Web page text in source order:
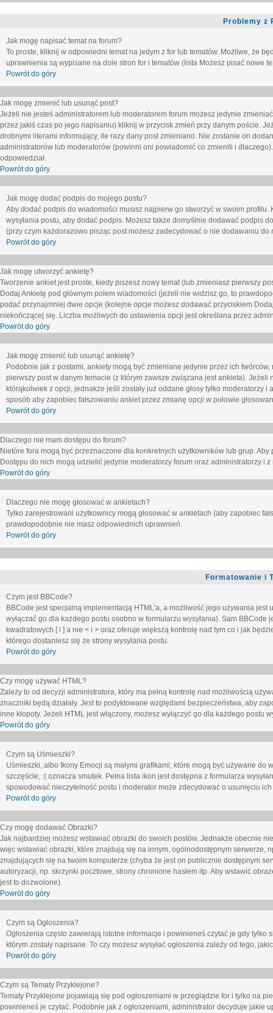
Problemy z
Jak mogę napisać temat na forum?
To proste, kliknij w odpowiedni temat na jedym z for lub tematów. Możliwe, że
uprawnienia są wypisane na dole stron for i tematów (lista Możesz pisać nowe
Powrót do góry
Jak mogę zmienić lub usunąć post?
Jeżeli nie jesteś administratorem lub moderatorem forum możesz jedynie
przez jakiś czas po jego napisaniu) kliknij w przycisk zmień przy danym poście.
drobnymi literami informujący, ile razy dany post zmieniano. Nie zostanie on
administratorów lub moderatorów (powinni oni powiadomić co zmienili i
odpowiedział.
Powrót do góry
Jak mogę dodać podpis do mojego postu?
Aby dodać podpis do wiadomości musisz najpierw go stworzyć w swoim
wysyłania postu, aby dodać podpis. Możesz także domyślnie dodawać podpis
(przy czym każdorazowo pisząc post możesz zadecydować o nie dodawaniu
Powrót do góry
Jak mogę utworzyć ankietę?
Tworzenie ankiet jest proste, kiedy piszesz nowy temat (lub zmieniasz pierwszy
Dodaj Ankietę pod głównym polem wiadomości (jeżeli nie widzisz go, to
podać przynajmniej dwie opcje (kolejne opcje możesz dodawać przyciskiem
niekończącej się. Liczba możliwych do ustawienia opcji jest określana przez
Powrót do góry
Jak mogę zmienić lub usunąć ankietę?
Podobnie jak z postami, ankiety mogą być zmieniane jedynie przez ich
pierwszy post w danym temacie (z którym zawsze związana jest ankieta).
którąkolwiek z opcji, jednakże jeśli zostały już oddane głosy tylko
sposób aby zapobiec fałszowaniu ankiet przez zmianę opcji w połowie
Powrót do góry
Dlaczego nie mam dostępu do forum?
Nietóre fora mogą być przeznaczone dla konkretnych użytkowników lub grup.
Dostępu do nich mogą udzielić jedynie moderatorzy forum oraz administratorzy i
Powrót do góry
Dlaczego nie mogę głosować w ankietach?
Tylko zarejestrowani użytkownicy mogą głosować w ankietach (aby zapobiec
prawdopodobnie nie masz odpowiednich uprawnień.
Powrót do góry
Formatowanie i
Czym jest BBCode?
BBCode jest specjalną implementacją HTML'a, a możliwość jego używania
wyłączać go dla każdego postu osobno w formularzu wysyłania). Sam
kwadratowych [ i ] a nie < i > oraz oferuje większą kontrolę nad tym co i jak
którego dostaniesz się ze strony wysyłania postu.
Powrót do góry
Czy mogę używać HTML?
Zależy to od decyzji administratora, który ma pełną kontrolę nad możliwością
znaczniki będą działały. Jest to podyktowane względami bezpieczeństwa, aby
inne kłopoty. Jeżeli HTML jest włączony, możesz wyłączyć go dla każdego
Powrót do góry
Czym są Uśmieszki?
Uśmieszki, albo Ikony Emocji są małymi grafikami, które mogą być używane
szczęście, :( oznacza smutek. Pełna lista ikon jest dostępna z formularza
spowodować nieczytelność postu i moderator może zdecydować o usunięciu ich
Powrót do góry
Czy mogę dodawać Obrazki?
Jak najbardziej możesz wstawiać obrazki do swoich postów. Jednakże obecnie
więc wstawiać obrazki, które znajdują się na innym, ogólnodostępnym serwerze,
znajdujących się na twoim komputerze (chyba że jest on publicznie dostępnym
autoryzacji, np. skrzynki pocztowe, strony chronione hasłem itp. Aby wstawić
jest to dozwolone).
Powrót do góry
Czym są Ogłoszenia?
Ogłoszenia często zawierają istotne informacje i powinieneś czytać je gdy
którym zostały napisane. To czy możesz wysyłać ogłoszenia zależy od tego,
Powrót do góry
Czym są Tematy Przyklejone?
Tematy Przyklejone pojawiają się pod ogłoszeniami w przeglądzie for i tylko na
powinieneś je czytać. Podobnie jak z ogłoszeniami, administrator decyduje